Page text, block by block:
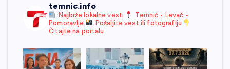
temnic.info
Najbrže lokalne vesti
Temnić • Levač •
Pomoravlje
Pošaljite vest ili fotografiju
Čitajte na portalu